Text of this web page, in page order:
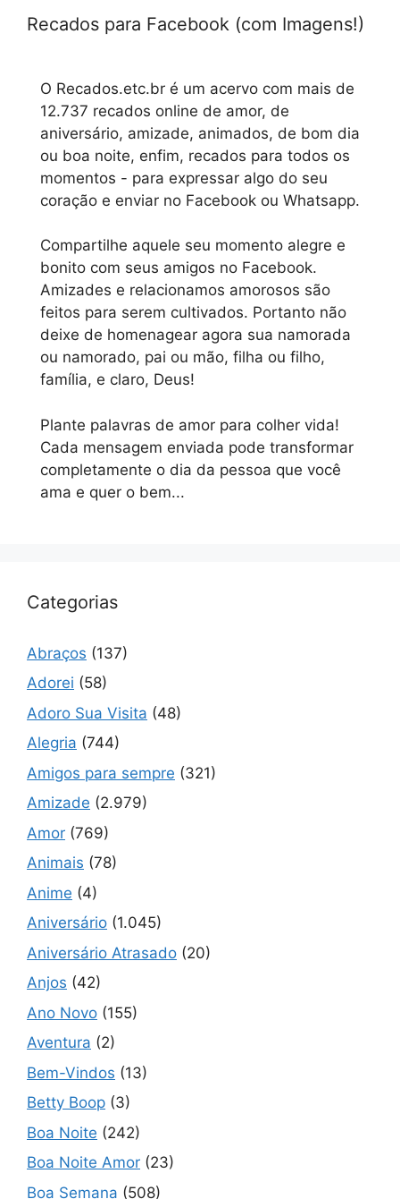
Recados para Facebook (com Imagens!)
O Recados.etc.br é um acervo com mais de
12.737 recados online de amor, de
aniversário, amizade, animados, de bom dia
ou boa noite, enfim, recados para todos os
momentos - para expressar algo do seu
coração e enviar no Facebook ou Whatsapp.
Compartilhe aquele seu momento alegre e
bonito com seus amigos no Facebook.
Amizades e relacionamos amorosos são
feitos para serem cultivados. Portanto não
deixe de homenagear agora sua namorada
ou namorado, pai ou mão, filha ou filho,
família, e claro, Deus!
Plante palavras de amor para colher vida!
Cada mensagem enviada pode transformar
completamente o dia da pessoa que você
ama e quer o bem...
Categorias
Abraços (137)
Adorei (58)
Adoro Sua Visita (48)
Alegria (744)
Amigos para sempre (321)
Amizade (2.979)
Amor (769)
Animais (78)
Anime (4)
Aniversário (1.045)
Aniversário Atrasado (20)
Anjos (42)
Ano Novo (155)
Aventura (2)
Bem-Vindos (13)
Betty Boop (3)
Boa Noite (242)
Boa Noite Amor (23)
Boa Semana (508)